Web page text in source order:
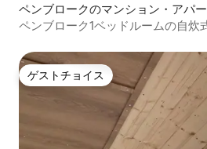
ペンブロークのマンション・アパ
ペンブローク1ベッドルームの自炊
ゲストチョイス
ゲストチョイス